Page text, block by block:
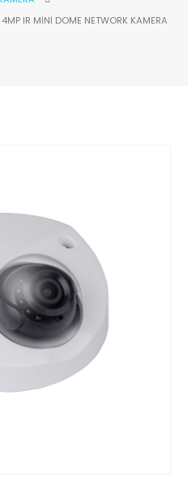
IR MINI DOME NETWORK KAMERA